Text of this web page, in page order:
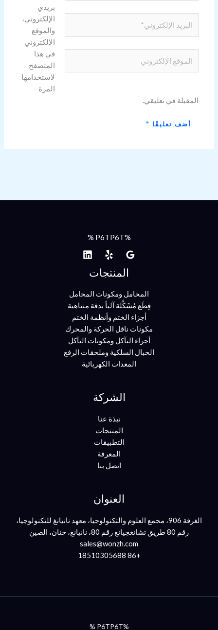
الإلكتروني*
الإلكتروني
بريدي
الإلكتروني،
والموقع
الإلكتروني
في هذا
المتصفح
لاستخدامها
المرة
المقبلة في تعليقي.
%P6TP6T %
المنتجات
المحامل ومكونات المحامل
قِطَع مُشَكَّلة آلياً بدقة متناهية
أجزاء الختم وأنظمة الختم
مكونات ناقل الحركة والمحرك
أجزاء التآكل ومكونات التآكل
الحبال السلكية وملحقات الرفع
المعدات الكهربائية
الشركة
نبذة عنا
المنتجات
التطبيقات
المعرفة
اتصل بنا
العنوان
الغرفة 906، مجمع العلوم والتكنولوجيا، معهد نانيانغ للتكنولوجيا،
رقم 80 طريق تشانغجيانغ رقم 80، نانيانغ، خنان، الصين
sales@wonzh.com
+86 18510305688
%P6TP6T %